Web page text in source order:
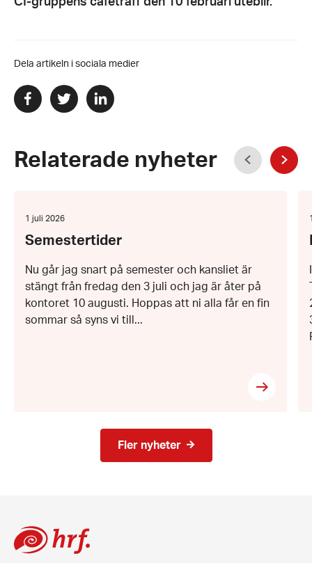
Dela artikeln i sociala medier
Dela
via
facebook
Dela
via
twitter
Dela
via
linkedin
Relaterade nyheterFöregående
Datum:
juli
1 juli 2026
Semestertider
Nu går jag snart på semester och kansliet är
stängt från fredag den 3 juli och jag är åter på
kontoret 10 augusti. Hoppas att ni alla får en fin
sommar så syns vi till...
Fler nyheter